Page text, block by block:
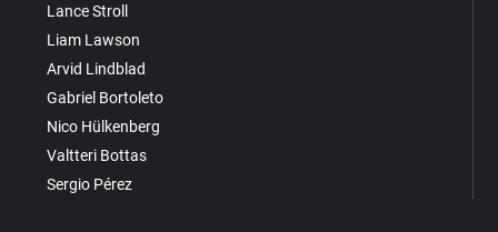
Lance Stroll
Liam Lawson
Arvid Lindblad
Gabriel Bortoleto
Nico Hülkenberg
Valtteri Bottas
Sergio Pérez